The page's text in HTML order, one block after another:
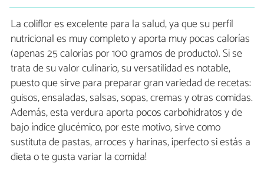
La coliflor es excelente para la salud, ya que su perfil
nutricional es muy completo y aporta muy pocas calorías
(apenas 25 calorías por 100 gramos de producto). Si se
trata de su valor culinario, su versatilidad es notable,
puesto que sirve para preparar gran variedad de recetas:
guisos, ensaladas, salsas, sopas, cremas y otras comidas.
Además, esta verdura aporta pocos carbohidratos y de
bajo índice glucémico, por este motivo, sirve como
sustituta de pastas, arroces y harinas, ¡perfecto si estás a
dieta o te gusta variar la comida!